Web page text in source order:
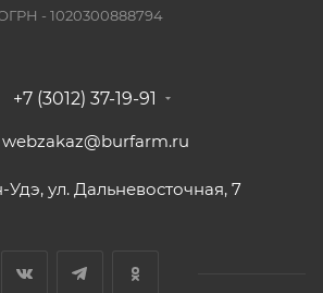
- 1020300888794
+7 (3012) 37-19-91
webzakaz@burfarm.ru
Удэ, ул. Дальневосточная, 7